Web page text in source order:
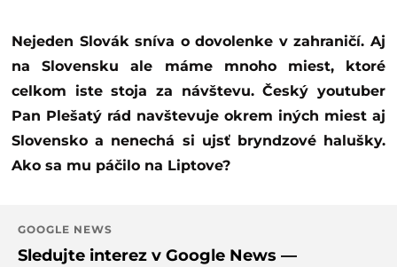
Nejeden Slovák sníva o dovolenke v zahraničí. Aj
na Slovensku ale máme mnoho miest, ktoré
celkom iste stoja za návštevu. Český youtuber
Pan Plešatý rád navštevuje okrem iných miest aj
Slovensko a nenechá si ujsť bryndzové halušky.
Ako sa mu páčilo na Liptove?
GOOGLE NEWS
Sledujte interez v Google News —